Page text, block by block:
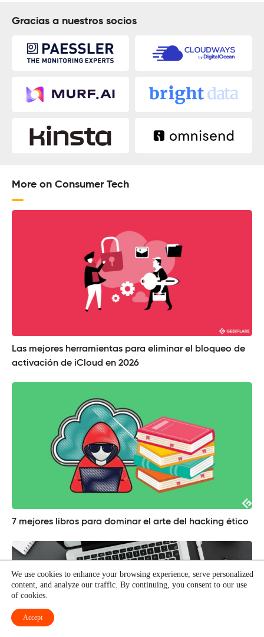
Gracias a nuestros socios
More on Consumer Tech
Las mejores herramientas para eliminar el bloqueo de
activación de iCloud en 2026
7 mejores libros para dominar el arte del hacking ético
We use cookies to enhance your browsing experience, serve personalized
content, and analyze our traffic. By continuing, you consent to our use
of cookies.
Accept